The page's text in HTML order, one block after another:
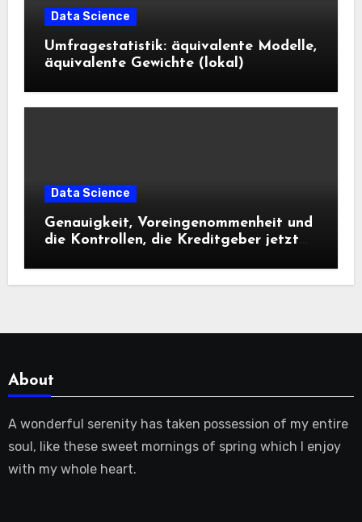
Data Science
Umfragestatistik: äquivalente Modelle,
äquivalente Gewichte (lokal)
Data Science
Genauigkeit, Voreingenommenheit und
die Kontrollen, die Kreditgeber jetzt
About
A wonderful serenity has taken possession of my entire
soul, like these sweet mornings of spring which I enjoy
with my whole heart.